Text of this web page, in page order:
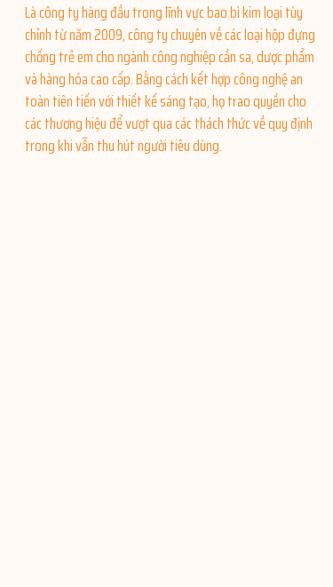
Là công ty hàng đầu trong lĩnh vực bao bì kim loại tùy
chỉnh từ năm 2009, công ty chuyên về các loại hộp đựng
chống trẻ em cho ngành công nghiệp cần sa, dược phẩm
và hàng hóa cao cấp. Bằng cách kết hợp công nghệ an
toàn tiên tiến với thiết kế sáng tạo, họ trao quyền cho
các thương hiệu để vượt qua các thách thức về quy định
trong khi vẫn thu hút người tiêu dùng.